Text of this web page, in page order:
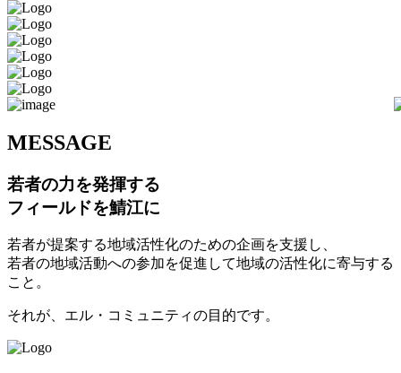
MESSAGE
若者の力を発揮する
フィールドを鯖江に
若者が提案する地域活性化のための企画を支援し、
若者の地域活動への参加を促進して地域の活性化に寄与する
こと。
それが、エル・コミュニティの目的です。